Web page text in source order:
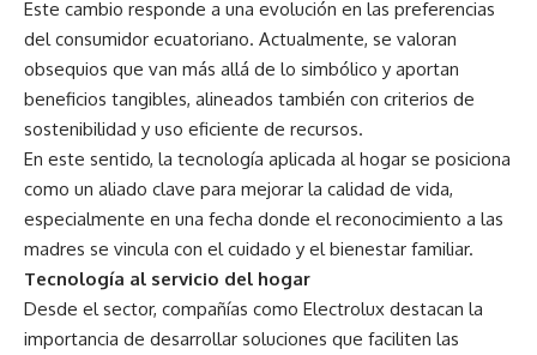
Este cambio responde a una evolución en las preferencias
del consumidor ecuatoriano. Actualmente, se valoran
obsequios que van más allá de lo simbólico y aportan
beneficios tangibles, alineados también con criterios de
sostenibilidad y uso eficiente de recursos.
En este sentido, la tecnología aplicada al hogar se posiciona
como un aliado clave para mejorar la calidad de vida,
especialmente en una fecha donde el reconocimiento a las
madres se vincula con el cuidado y el bienestar familiar.
Tecnología al servicio del hogar
Desde el sector, compañías como Electrolux destacan la
importancia de desarrollar soluciones que faciliten las